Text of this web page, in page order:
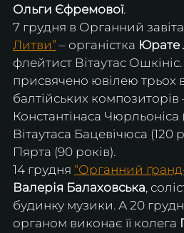
Ольги Єфремової.
7 грудня в Органний
Литви” – органістка Юрате
флейтист Вітаутас
присвячено ювілею трьох
балтійських
Константінаса Чюрльоніса
Вітаутаса Бацевічюса (120
Пярта (90 років).
14 грудня “Органний
Валерія Балаховська,
будинку музики. А 20
органом виконає її колега